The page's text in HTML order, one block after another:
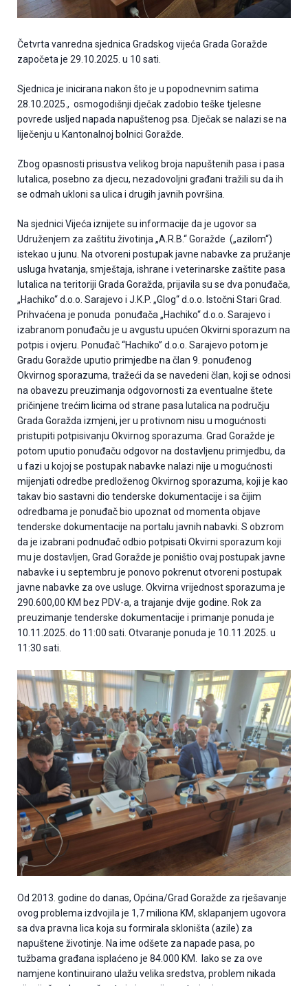
Četvrta vanredna sjednica Gradskog vijeća Grada Goražde
započeta je 29.10.2025. u 10 sati.
Sjednica je inicirana nakon što je u popodnevnim satima
28.10.2025., osmogodišnji dječak zadobio teške tjelesne
povrede usljed napada napuštenog psa. Dječak se nalazi se na
liječenju u Kantonalnoj bolnici Goražde.
Zbog opasnosti prisustva velikog broja napuštenih pasa i pasa
lutalica, posebno za djecu, nezadovoljni građani tražili su da ih
se odmah ukloni sa ulica i drugih javnih površina.
Na sjednici Vijeća iznijete su informacije da je ugovor sa
Udruženjem za zaštitu životinja „A.R.B.“ Goražde („azilom“)
istekao u junu. Na otvoreni postupak javne nabavke za pružanje
usluga hvatanja, smještaja, ishrane i veterinarske zaštite pasa
lutalica na teritoriji Grada Goražda, prijavila su se dva ponuđača,
„Hachiko“ d.o.o. Sarajevo i J.K.P. „Glog“ d.o.o. Istočni Stari Grad.
Prihvaćena je ponuda ponuđača „Hachiko“ d.o.o. Sarajevo i
izabranom ponuđaču je u avgustu upućen Okvirni sporazum na
potpis i ovjeru. Ponuđač “Hachiko” d.o.o. Sarajevo potom je
Gradu Goražde uputio primjedbe na član 9. ponuđenog
Okvirnog sporazuma, tražeći da se navedeni član, koji se odnosi
na obavezu preuzimanja odgovornosti za eventualne štete
pričinjene trećim licima od strane pasa lutalica na području
Grada Goražda izmjeni, jer u protivnom nisu u mogućnosti
pristupiti potpisivanju Okvirnog sporazuma. Grad Goražde je
potom uputio ponuđaču odgovor na dostavljenu primjedbu, da
u fazi u kojoj se postupak nabavke nalazi nije u mogućnosti
mijenjati odredbe predloženog Okvirnog sporazuma, koji je kao
takav bio sastavni dio tenderske dokumentacije i sa čijim
odredbama je ponuđač bio upoznat od momenta objave
tenderske dokumentacije na portalu javnih nabavki. S obzrom
da je izabrani podnuđač odbio potpisati Okvirni sporazum koji
mu je dostavljen, Grad Goražde je poništio ovaj postupak javne
nabavke i u septembru je ponovo pokrenut otvoreni postupak
javne nabavke za ove usluge. Okvirna vrijednost sporazuma je
290.600,00 KM bez PDV-a, a trajanje dvije godine. Rok za
preuzimanje tenderske dokumentacije i primanje ponuda je
10.11.2025. do 11:00 sati. Otvaranje ponuda je 10.11.2025. u
11:30 sati.
Od 2013. godine do danas, Općina/Grad Goražde za rješavanje
ovog problema izdvojila je 1,7 miliona KM, sklapanjem ugovora
sa dva pravna lica koja su formirala skloništa (azile) za
napuštene životinje. Na ime odšete za napade pasa, po
tužbama građana isplaćeno je 84.000 KM. Iako se za ove
namjene kontinuirano ulažu velika sredstva, problem nikada